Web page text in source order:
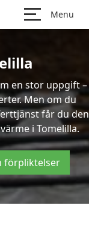
Menu
en stor uppgift –
Men om du
får du den
i Tomelilla.
förpliktelser